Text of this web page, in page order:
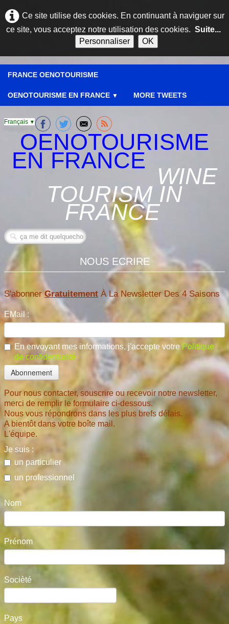
Ce site utilise des cookies. En continuant à naviguer sur
ce site, vous acceptez notre utilisation des cookies. Suite...
Personnaliser
OK
FRANCE OENOTOURISME
OENOTOURISME EN FRANCE ▼ MORE TWEETS
Français ▼
OENOTOURISME
EN FRANCE
WINE
TOURISM IN
FRANCE
NOUS ECRIRE
S'abonnerGratuitement À La Newsletter Des 4 Saisons
EMail :
En envoyant mes informations, j'accepte votre Politique
de confidentialité
Pour nous contacter, souscrire ou recevoir notre newsletter,
merci de remplir le formulaire ci-dessous.
Nous vous répondrons dans les plus brefs délais.
A bientôt dans votre boîte mail.
L'équipe.
Je suis :
un particulier
un professionnel
Nom
Prénom
Socièté
Pays